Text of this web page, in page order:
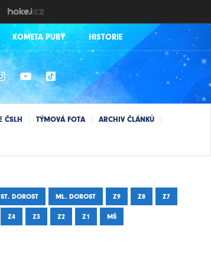
KOMETA PUBY HISTORIE
ČSLH TÝMOVÁ FOTA ARCHIV ČLÁNKŮ
ST. DOROST ML. DOROST Z9 Z8 Z7
Z4 Z3 Z2 Z1 MŠ